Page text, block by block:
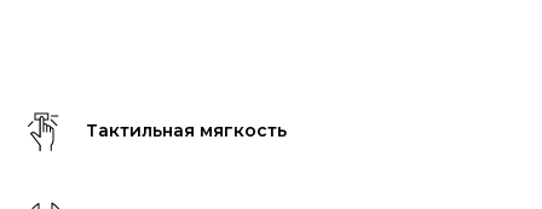
Тактильная мягкость